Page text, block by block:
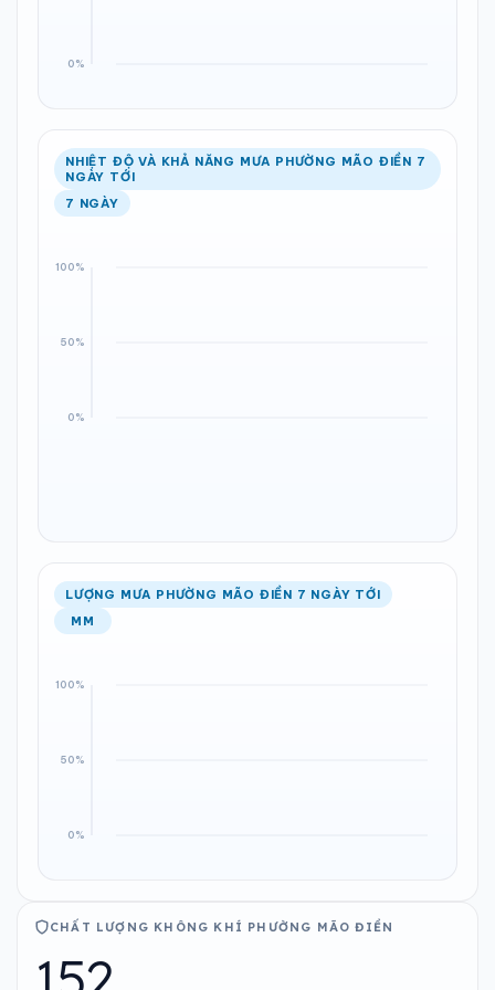
NHIỆT ĐỘ VÀ KHẢ NĂNG MƯA PHƯỜNG MÃO ĐIỀN 7
NGÀY TỚI
7 NGÀY
LƯỢNG MƯA PHƯỜNG MÃO ĐIỀN 7 NGÀY TỚI
MM
CHẤT LƯỢNG KHÔNG KHÍ PHƯỜNG MÃO ĐIỀN